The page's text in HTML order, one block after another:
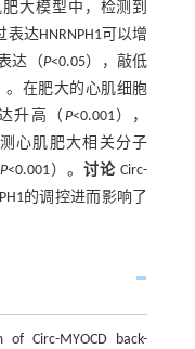
大模型中，检测到
表达HNRNPH1可以增
达（P<0.05），敲低
。在肥大的心肌细胞
升高（ P<0.001），
心肌肥大相关分子
P<0.001）。讨论 Circ-
的调控进而影响了
Circ-MYOCD back-